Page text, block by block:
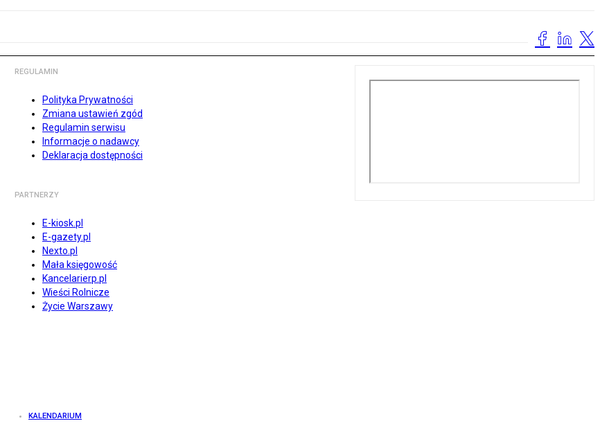
REGULAMIN
Polityka Prywatności
Zmiana ustawień zgód
Regulamin serwisu
Informacje o nadawcy
Deklaracja dostępności
PARTNERZY
E-kiosk.pl
E-gazety.pl
Nexto.pl
Mała księgowość
Kancelarierp.pl
Wieści Rolnicze
Życie Warszawy
KALENDARIUM